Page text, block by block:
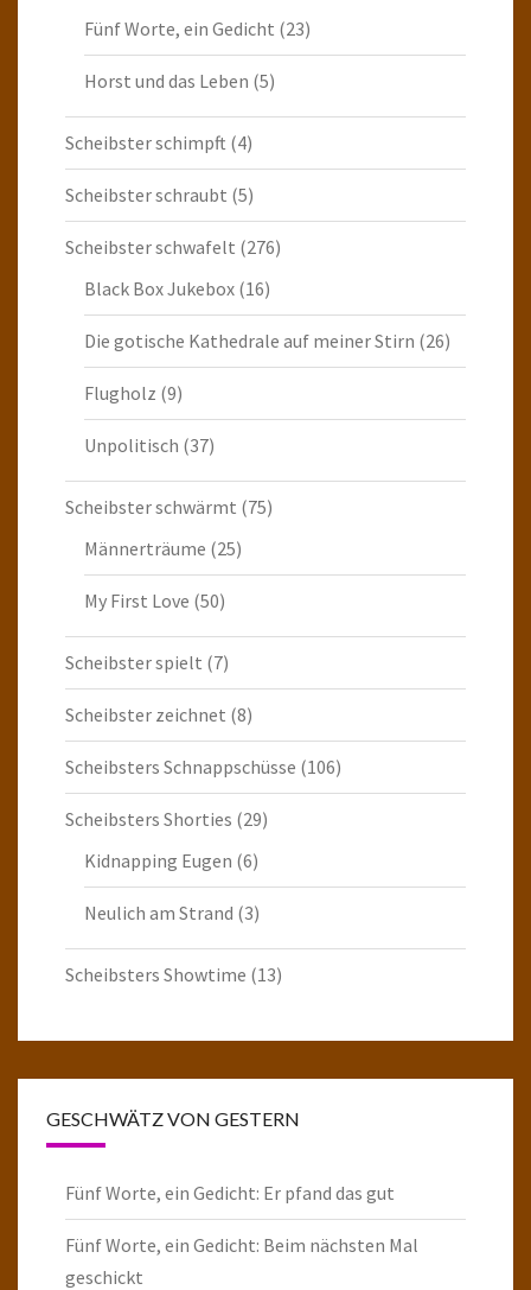
Fünf Worte, ein Gedicht (23)
Horst und das Leben (5)
Scheibster schimpft (4)
Scheibster schraubt (5)
Scheibster schwafelt (276)
Black Box Jukebox (16)
Die gotische Kathedrale auf meiner Stirn (26)
Flugholz (9)
Unpolitisch (37)
Scheibster schwärmt (75)
Männerträume (25)
My First Love (50)
Scheibster spielt (7)
Scheibster zeichnet (8)
Scheibsters Schnappschüsse (106)
Scheibsters Shorties (29)
Kidnapping Eugen (6)
Neulich am Strand (3)
Scheibsters Showtime (13)
GESCHWÄTZ VON GESTERN
Fünf Worte, ein Gedicht: Er pfand das gut
Fünf Worte, ein Gedicht: Beim nächsten Mal
geschickt